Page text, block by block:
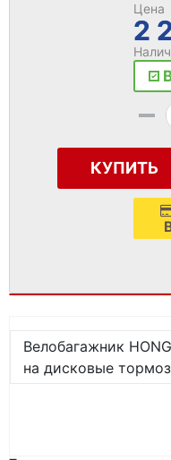
Цена
2
-
КУПИТЬ
Велобагажник
на дисковые